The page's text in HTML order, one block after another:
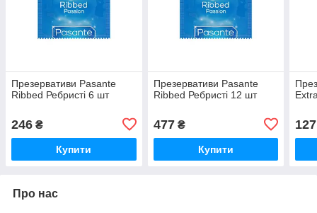
Презервативи Pasante
Ribbed Ребристі 6 шт
246 ₴
Купити
Презервативи Pasante
Ribbed Ребристі 12 шт
477₴
Купити
127
Про нас